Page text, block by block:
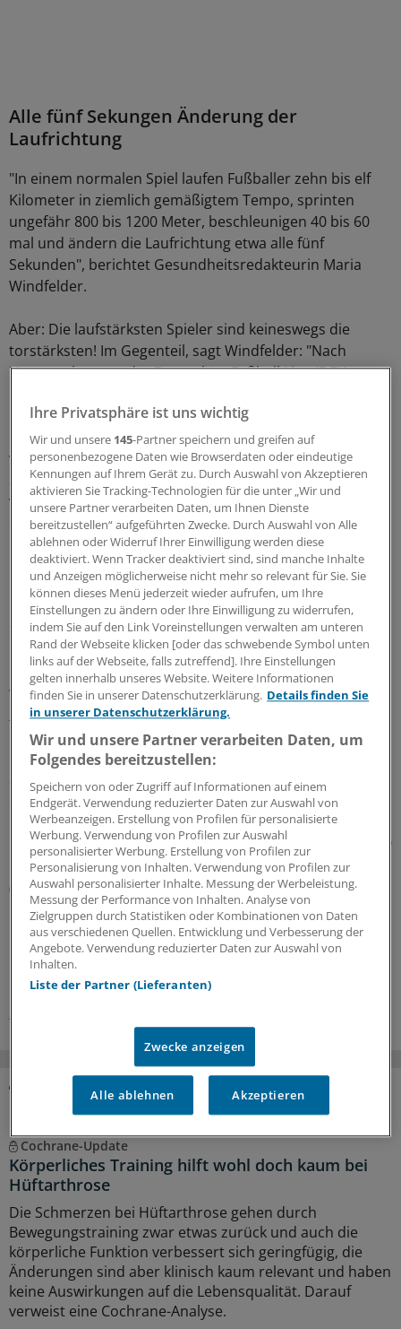
Alle fünf Sekungen Änderung der
Laufrichtung
"In einem normalen Spiel laufen Fußballer zehn bis elf
Kilometer in ziemlich gemäßigtem Tempo, sprinten
ungefähr 800 bis 1200 Meter, beschleunigen 40 bis 60
mal und ändern die Laufrichtung etwa alle fünf
Sekunden", berichtet Gesundheitsredakteurin Maria
Windfelder.
Aber: Die laufstärksten Spieler sind keineswegs die
torstärksten! Im Gegenteil, sagt Windfelder: "Nach
Untersuchungen der Deutschen Fußball Liga (DFL)
Legt man einen Durchschnittswert von 1300
verbrauchten Kalorien pro Spiel zugrunde, müsste ein
Spieler fast ein Kilo gekochter Nudeln essen, um die
verbrannten Kalorien wieder aufzufüllen – das
entspricht fünf vollen Tellern.
Kohlenhydrate konstant Aufrecht erhalten
Um gut durchs Spiel zu kommen, füllen viele Spieler
schon während der Halbzeitpause die Energiereserven
mit Snacks wieder auf: "Studien zeigen, dass Spieler
Leistungseinbußen in der zweiten Halbzeit verzeichnen,
wenn sie während eines Spiels nicht regelmäßig
Kohlenhydratezu sich nehmen", so Windfelder.
Den Nutzen von Kohlenhydraten belege auch eine
Studie des schwedischen Wissenschaftlers Bengt Saltin,
der zwei Mannschaften gegeneinander antreten ließ.
Nur ein Team wurde zuvor mit Kohlenhydraten versorgt.
Das Team mit Kohlenhydraten lief in der ersten Hälfte 20
Prozent mehr, in der zweiten waren es sogar 50 Prozent.
(aze/eb)
0
Schlagworte:
MEHR ZUM THEMA
Cochrane-Update
Körperliches Training hilft wohl doch kaum bei
Hüftarthrose
Die Schmerzen bei Hüftarthrose gehen durch
Bewegungstraining zwar etwas zurück und auch die
körperliche Funktion verbessert sich geringfügig, die
Änderungen sind aber klinisch kaum relevant und haben
keine Auswirkungen auf die Lebensqualität. Darauf
verweist eine Cochrane-Analyse.
Ihre Privatsphäre ist uns wichtig
Wir und unsere 145-Partner speichern und greifen auf
personenbezogene Daten wie Browserdaten oder eindeutige
Kennungen auf Ihrem Gerät zu. Durch Auswahl von Akzeptieren
aktivieren Sie Tracking-Technologien für die unter „Wir und
unsere Partner verarbeiten Daten, um Ihnen Dienste
bereitzustellen“ aufgeführten Zwecke. Durch Auswahl von Alle
ablehnen oder Widerruf Ihrer Einwilligung werden diese
deaktiviert. Wenn Tracker deaktiviert sind, sind manche Inhalte
und Anzeigen möglicherweise nicht mehr so relevant für Sie. Sie
können dieses Menü jederzeit wieder aufrufen, um Ihre
Einstellungen zu ändern oder Ihre Einwilligung zu widerrufen,
indem Sie auf den Link Voreinstellungen verwalten am unteren
Rand der Webseite klicken [oder das schwebende Symbol unten
links auf der Webseite, falls zutreffend]. Ihre Einstellungen
gelten innerhalb unseres Website. Weitere Informationen
finden Sie in unserer Datenschutzerklärung. Details finden Sie
in unserer Datenschutzerklärung.
Wir und unsere Partner verarbeiten Daten, um
Folgendes bereitzustellen:
Speichern von oder Zugriff auf Informationen auf einem
Endgerät. Verwendung reduzierter Daten zur Auswahl von
Werbeanzeigen. Erstellung von Profilen für personalisierte
Werbung. Verwendung von Profilen zur Auswahl
personalisierter Werbung. Erstellung von Profilen zur
Personalisierung von Inhalten. Verwendung von Profilen zur
Auswahl personalisierter Inhalte. Messung der Werbeleistung.
Messung der Performance von Inhalten. Analyse von
Zielgruppen durch Statistiken oder Kombinationen von Daten
aus verschiedenen Quellen. Entwicklung und Verbesserung der
Angebote. Verwendung reduzierter Daten zur Auswahl von
Inhalten.
Liste der Partner (Lieferanten)
Zwecke anzeigen
Alle ablehnen Akzeptieren